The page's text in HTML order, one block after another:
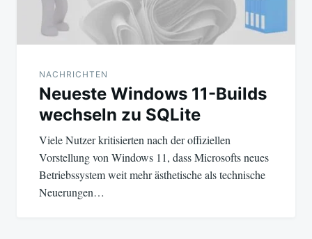
NACHRICHTEN
Neueste Windows 11-Builds
wechseln zu SQLite
Viele Nutzer kritisierten nach der offiziellen
Vorstellung von Windows 11, dass Microsofts neues
Betriebssystem weit mehr ästhetische als technische
Neuerungen…